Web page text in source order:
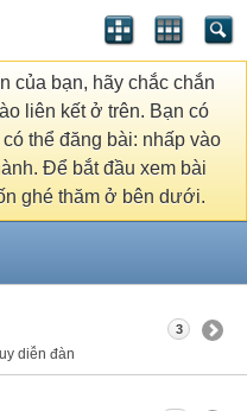
của bạn, hãy chắc chắn
liên kết ở trên. Bạn có
thể đăng bài: nhấp vào
Để bắt đầu xem bài
ghé thăm ở bên dưới.
diễn đàn
3